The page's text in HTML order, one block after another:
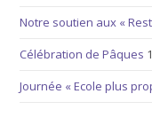
Notre soutien aux «
Célébration de Pâques
Journée « Ecole plus